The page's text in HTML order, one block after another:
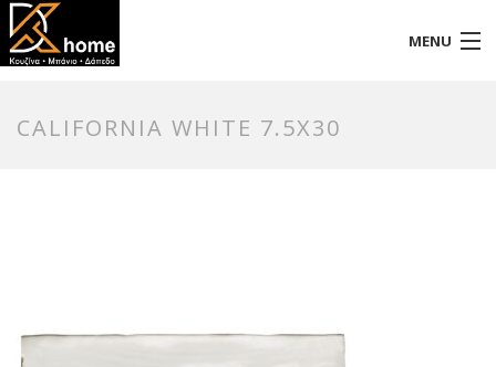
MENU
CALIFORNIA WHITE 7.5X30